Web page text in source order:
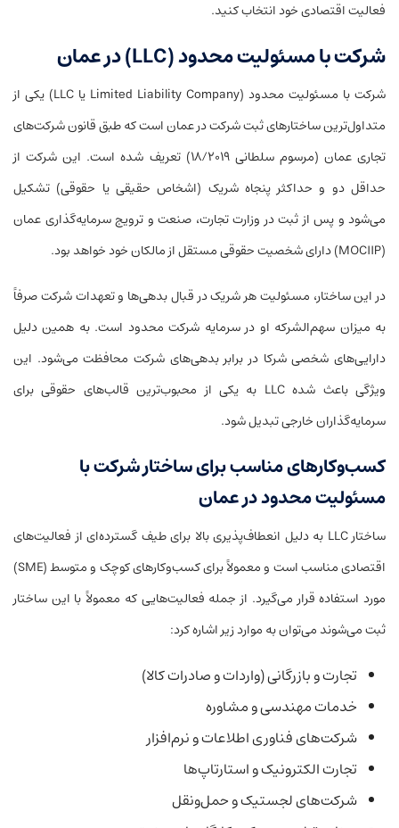
فعالیت اقتصادی خود انتخاب کنید.
شرکت با مسئولیت محدود (LLC) در عمان
شرکت با مسئولیت محدود (Limited Liability Company یا LLC) یکی از
متداول‌ترین ساختارهای ثبت شرکت در عمان است که طبق قانون شرکت‌های
تجاری عمان (مرسوم سلطانی ۱۸/۲۰۱۹) تعریف شده است. این شرکت از
حداقل دو و حداکثر پنجاه شریک (اشخاص حقیقی یا حقوقی) تشکیل
می‌شود و پس از ثبت در وزارت تجارت، صنعت و ترویج سرمایه‌گذاری عمان
(MOCIIP) دارای شخصیت حقوقی مستقل از مالکان خود خواهد بود.
در این ساختار، مسئولیت هر شریک در قبال بدهی‌ها و تعهدات شرکت صرفاً
به میزان سهم‌الشرکه او در سرمایه شرکت محدود است. به همین دلیل
دارایی‌های شخصی شرکا در برابر بدهی‌های شرکت محافظت می‌شود. این
ویژگی باعث شده LLC به یکی از محبوب‌ترین قالب‌های حقوقی برای
سرمایه‌گذاران خارجی تبدیل شود.
کسب‌وکارهای مناسب برای ساختار شرکت با
مسئولیت محدود در عمان
ساختار LLC به دلیل انعطاف‌پذیری بالا برای طیف گسترده‌ای از فعالیت‌های
اقتصادی مناسب است و معمولاً برای کسب‌وکارهای کوچک و متوسط (SME)
مورد استفاده قرار می‌گیرد. از جمله فعالیت‌هایی که معمولاً با این ساختار
ثبت می‌شوند می‌توان به موارد زیر اشاره کرد:
تجارت و بازرگانی (واردات و صادرات کالا)
خدمات مهندسی و مشاوره
شرکت‌های فناوری اطلاعات و نرم‌افزار
تجارت الکترونیک و استارتاپ‌ها
شرکت‌های لجستیک و حمل‌ونقل